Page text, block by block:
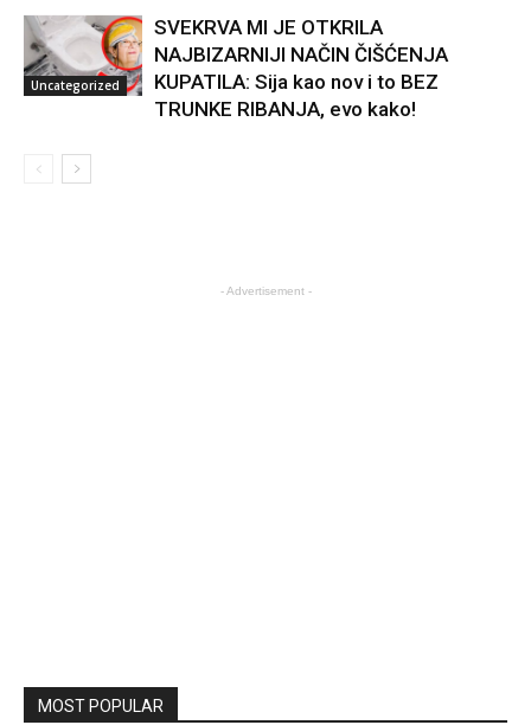
Uncategorized
SVEKRVA MI JE OTKRILA
NAJBIZARNIJI NAČIN ČIŠĆENJA
KUPATILA: Sija kao nov i to BEZ
TRUNKE RIBANJA, evo kako!
- Advertisement -
MOST POPULAR